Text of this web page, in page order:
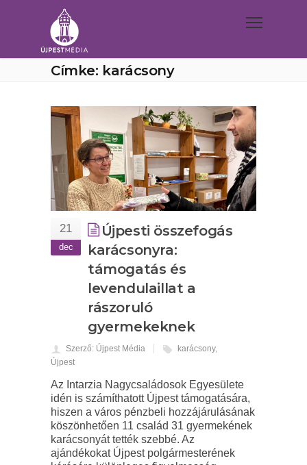
Címke: karácsony
21
dec
Újpesti összefogás
karácsonyra:
támogatás és
levendulaillat a
rászoruló
gyermekeknek
Szerző: Újpest Média karácsony,
Újpest
Az Intarzia Nagycsaládosok Egyesülete
idén is számíthatott Újpest támogatására,
hiszen a város pénzbeli hozzájárulásának
köszönhetően 11 család 31 gyermekének
karácsonyát tették szebbé. Az
ajándékokat Újpest polgármesterének